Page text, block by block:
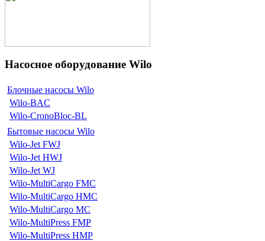
Насосное оборудование Wilo
Блочные насосы Wilo
Wilo-BAC
Wilo-CronoBloc-BL
Бытовые насосы Wilo
Wilo-Jet FWJ
Wilo-Jet HWJ
Wilo-Jet WJ
Wilo-MultiCargo FMC
Wilo-MultiCargo HMC
Wilo-MultiCargo MC
Wilo-MultiPress FMP
Wilo-MultiPress HMP